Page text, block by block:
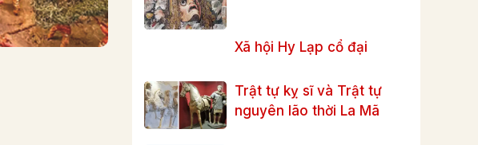
Xã hội Hy Lạp cổ đại
Trật tự kỵ sĩ và Trật tự
nguyên lão thời La Mã